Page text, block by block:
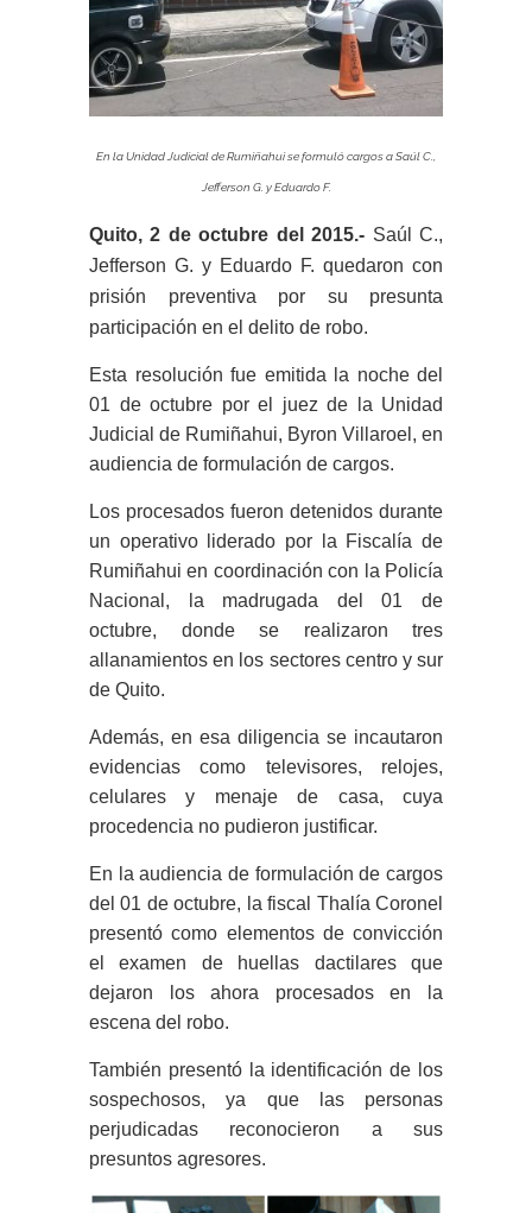
En la Unidad Judicial de Rumiñahui se formuló cargos a Saúl C.,
Jefferson G. y Eduardo F.
Quito, 2 de octubre del 2015.- Saúl C.,
Jefferson G. y Eduardo F. quedaron con
prisión preventiva por su presunta
participación en el delito de robo.
Esta resolución fue emitida la noche del
01 de octubre por el juez de la Unidad
Judicial de Rumiñahui, Byron Villaroel, en
audiencia de formulación de cargos.
Los procesados fueron detenidos durante
un operativo liderado por la Fiscalía de
Rumiñahui en coordinación con la Policía
Nacional, la madrugada del 01 de
octubre, donde se realizaron tres
allanamientos en los sectores centro y sur
de Quito.
Además, en esa diligencia se incautaron
evidencias como televisores, relojes,
celulares y menaje de casa, cuya
procedencia no pudieron justificar.
En la audiencia de formulación de cargos
del 01 de octubre, la fiscal Thalía Coronel
presentó como elementos de convicción
el examen de huellas dactilares que
dejaron los ahora procesados en la
escena del robo.
También presentó la identificación de los
sospechosos, ya que las personas
perjudicadas reconocieron a sus
presuntos agresores.